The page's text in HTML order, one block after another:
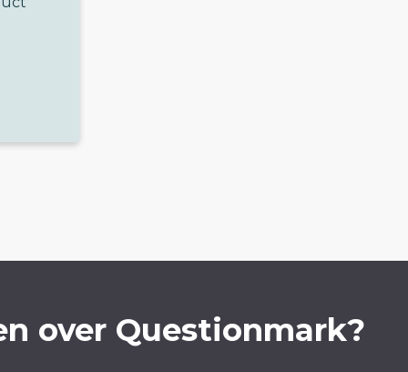
over Questionmark?